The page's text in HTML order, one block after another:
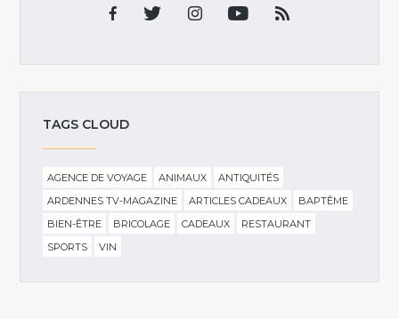
TAGS CLOUD
AGENCE DE VOYAGE ANIMAUX
ANTIQUITÉS
ARDENNES TV-MAGAZINE
ARTICLES CADEAUX
BAPTÊME
BIEN-ÊTRE
BRICOLAGE CADEAUX
RESTAURANT
SPORTS
VIN